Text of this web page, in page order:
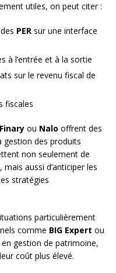
utiles, on peut citer :
PER sur une interface
à l’entrée et à la sortie
sur le revenu fiscal de
fiscales
Finary ou Nalo offrent des
gestion des produits
non seulement de
aussi d’anticiper les
stratégies
particulièrement
comme BIG Expert ou
gestion de patrimoine,
coût plus élevé.